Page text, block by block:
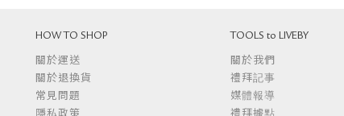
HOW TO SHOP
關於運送
關於退換貨
常見問題
TOOLS to LIVEBY
關於我們
禮拜記事
媒體報導